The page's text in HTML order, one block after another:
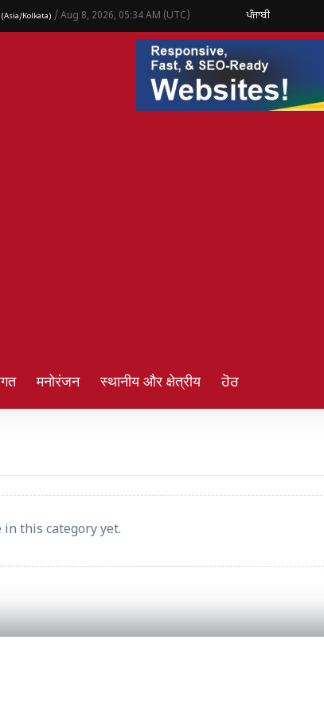
(Asia/Kolkata) / Aug 8, 2026, 05:34 AM (UTC) ਪੰਜਾਬੀ
मनोरंजन स्थानीय और क्षेत्रीय ਹੋਰ
this category yet.